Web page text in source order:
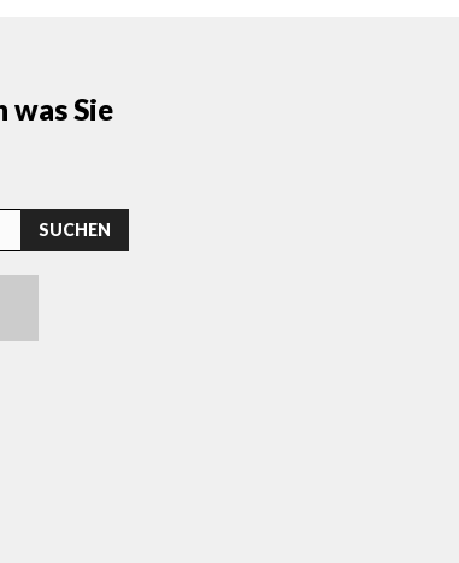
was Sie
SUCHEN